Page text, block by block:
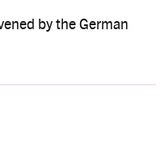
by the German